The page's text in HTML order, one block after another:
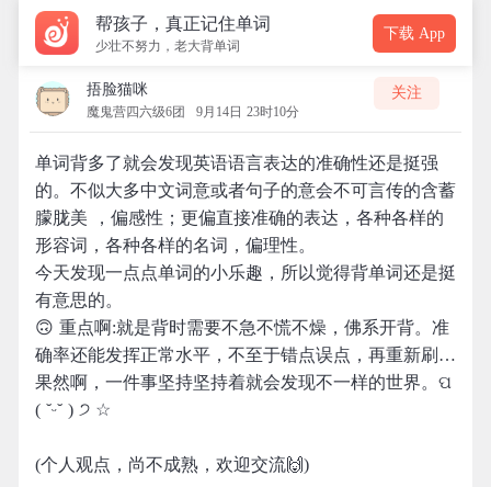
帮孩子，真正记住单词
少壮不努力，老大背单词
下载 App
捂脸猫咪
魔鬼营四六级6团 9月14日 23时10分
关注
单词背多了就会发现英语语言表达的准确性还是挺强
的。不似大多中文词意或者句子的意会不可言传的含蓄
朦胧美 ，偏感性；更偏直接准确的表达，各种各样的
形容词，各种各样的名词，偏理性。
今天发现一点点单词的小乐趣，所以觉得背单词还是挺
有意思的。
🙃 重点啊:就是背时需要不急不慌不燥，佛系开背。准
确率还能发挥正常水平，不至于错点误点，再重新刷…
果然啊，一件事坚持坚持着就会发现不一样的世界。ପ
( ˘ᵕ˘ ) ੭ ☆
(个人观点，尚不成熟，欢迎交流🙌)